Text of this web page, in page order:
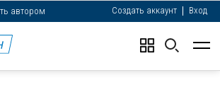
Создать аккаунт Вход
автором